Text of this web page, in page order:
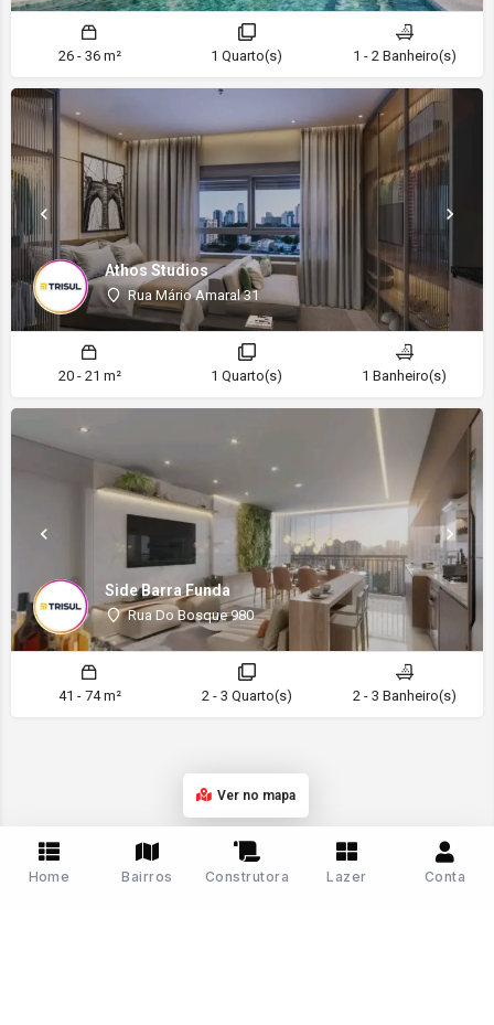
26 - 36 m² 1 Quarto(s) 1 - 2 Banheiro(s)
Athos Studios
Rua Mário Amaral 31
20 - 21 m² 1 Quarto(s) 1 Banheiro(s)
Side Barra Funda
Rua Do Bosque 980
41 - 74 m² 2 - 3 Quarto(s) 2 - 3 Banheiro(s)
Ver no mapa
Home Bairros Construtora Lazer Conta